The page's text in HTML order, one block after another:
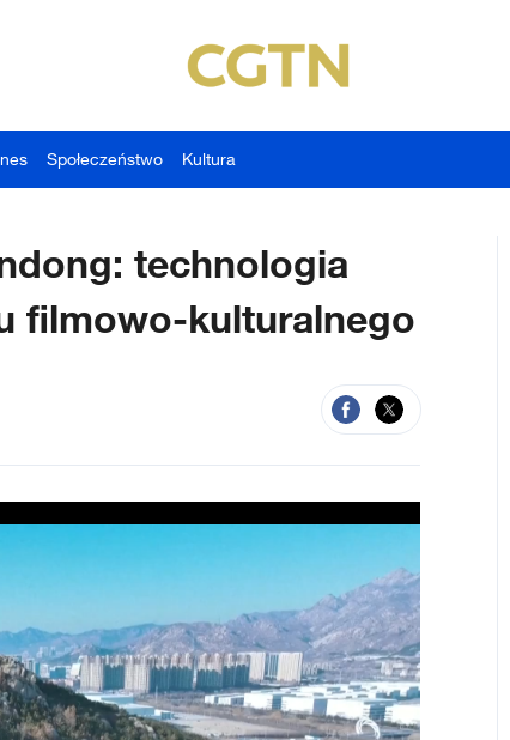
Społeczeństwo Kultura
technologia
filmowo-kulturalnego